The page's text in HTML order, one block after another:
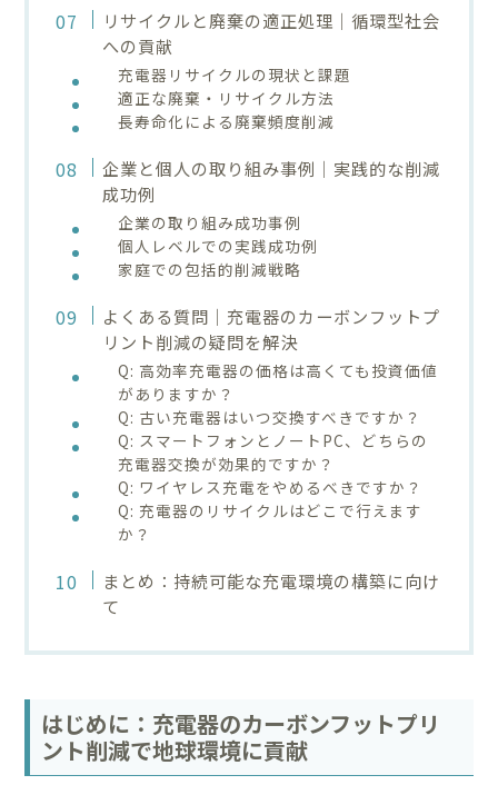
リサイクルと廃棄の適正処理｜循環型社会
への貢献
充電器リサイクルの現状と課題
適正な廃棄・リサイクル方法
長寿命化による廃棄頻度削減
企業と個人の取り組み事例｜実践的な削減
成功例
企業の取り組み成功事例
個人レベルでの実践成功例
家庭での包括的削減戦略
よくある質問｜充電器のカーボンフットプ
リント削減の疑問を解決
Q: 高効率充電器の価格は高くても投資価値
がありますか？
Q: 古い充電器はいつ交換すべきですか？
Q: スマートフォンとノートPC、どちらの
充電器交換が効果的ですか？
Q: ワイヤレス充電をやめるべきですか？
Q: 充電器のリサイクルはどこで行えます
か？
まとめ：持続可能な充電環境の構築に向け
て
はじめに：充電器のカーボンフットプリ
ント削減で地球環境に貢献